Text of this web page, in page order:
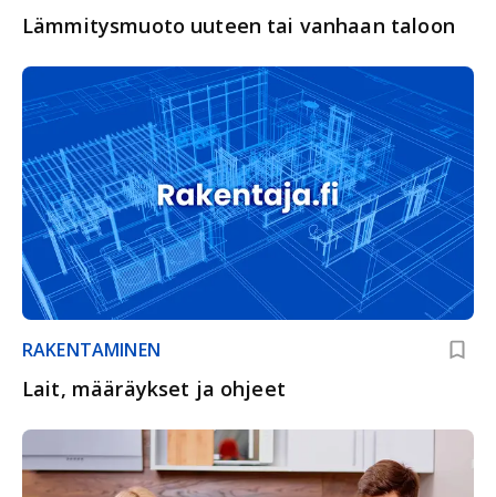
Lämmitysmuoto uuteen tai vanhaan taloon
RAKENTAMINEN
Lait, määräykset ja ohjeet